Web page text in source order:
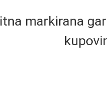
markirana